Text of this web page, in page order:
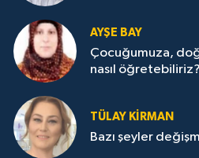
AYŞE BAY
Çocuğumuza,
nasıl öğretebiliriz?
TÜLAY KİRMAN
Bazı şeyler